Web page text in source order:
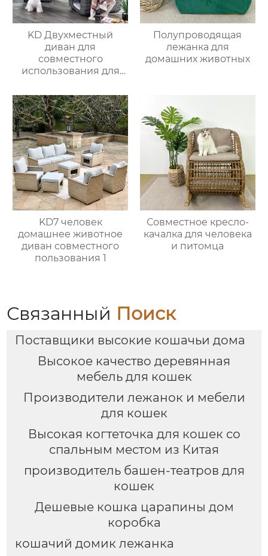
KD Двухместный
диван для
совместного
использования для
Полупроводящая
лежанка для
домашних животных
KD7 человек
домашнее животное
диван совместного
пользования 1
Совместное кресло-
качалка для человека
и питомца
Связанный Поиск
Поставщики высокие кошачьи дома
Высокое качество деревянная
мебель для кошек
Производители лежанок и мебели
для кошек
Высокая когтеточка для кошек со
спальным местом из Китая
производитель башен-театров для
кошек
Дешевые кошка царапины дом
коробка
кошачий домик лежанка